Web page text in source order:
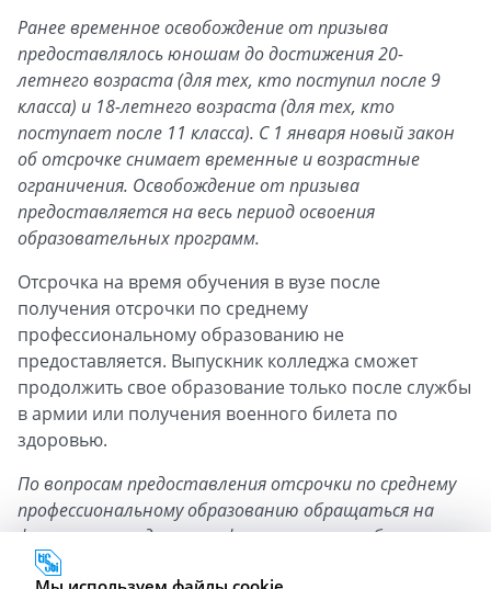
Ранее временное освобождение от призыва
предоставлялось юношам до достижения 20-
летнего возраста (для тех, кто поступил после 9
класса) и 18-летнего возраста (для тех, кто
поступает после 11 класса). С 1 января новый закон
об отсрочке снимает временные и возрастные
ограничения. Освобождение от призыва
предоставляется на весь период освоения
образовательных программ.
Отсрочка на время обучения в вузе после
получения отсрочки по среднему
профессиональному образованию не
предоставляется. Выпускник колледжа сможет
продолжить свое образование только после службы
в армии или получения военного билета по
здоровью.
По вопросам предоставления отсрочки по среднему
профессиональному образованию обращаться на
факультет среднего профессионального образования
(здание на ул.Горького, 29/19) в отдел кадров к